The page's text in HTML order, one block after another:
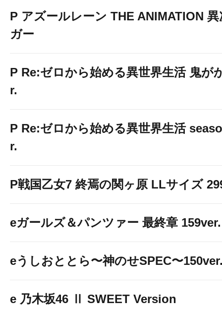
P アズールレーン THE ANIMATION
ガー
P Re:ゼロから始める異世界生活 鬼が
r.
P Re:ゼロから始める異世界生活
r.
P戦国乙女7 終焉の関ヶ原 LLサイズ
eガールズ＆パンツァー 最終章 159ver.
eうしおととら〜神のせSPEC〜
e 乃木坂46 Ⅱ SWEET Version